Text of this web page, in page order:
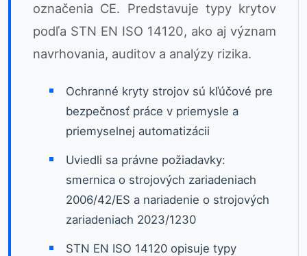
označenia CE. Predstavuje typy krytov
podľa STN EN ISO 14120, ako aj význam
navrhovania, auditov a analýzy rizika.
Ochranné kryty strojov sú kľúčové pre
bezpečnosť práce v priemysle a
priemyselnej automatizácii
Uviedli sa právne požiadavky:
smernica o strojových zariadeniach
2006/42/ES a nariadenie o strojových
zariadeniach 2023/1230
STN EN ISO 14120 opisuje typy